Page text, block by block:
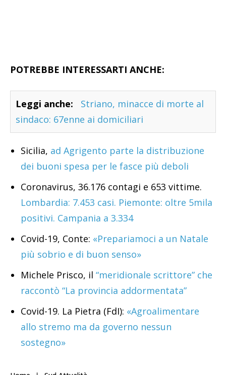
POTREBBE INTERESSARTI ANCHE:
Leggi anche:
Striano, minacce di morte al
sindaco: 67enne ai domiciliari
Sicilia, ad Agrigento parte la distribuzione
dei buoni spesa per le fasce più deboli
Coronavirus, 36.176 contagi e 653 vittime.
Lombardia: 7.453 casi. Piemonte: oltre 5mila
positivi. Campania a 3.334
Covid-19, Conte: «Prepariamoci a un Natale
più sobrio e di buon senso»
Michele Prisco, il “meridionale scrittore” che
raccontò “La provincia addormentata”
Covid-19. La Pietra (FdI): «Agroalimentare
allo stremo ma da governo nessun
sostegno»